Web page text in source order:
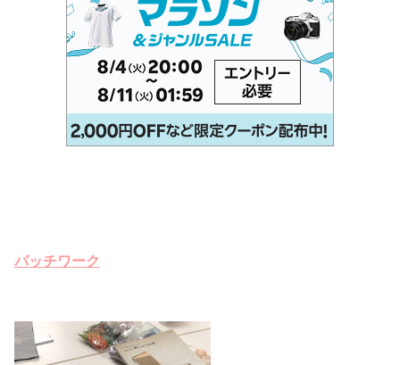
パッチワーク